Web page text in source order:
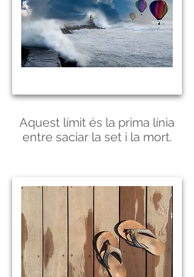
Aquest límit és la prima línia
entre saciar la set i la mort.